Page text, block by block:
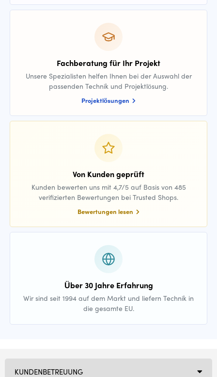
Fachberatung für Ihr Projekt
Unsere Spezialisten helfen Ihnen bei der Auswahl der
passenden Technik und Projektlösung.
Projektlösungen
Von Kunden geprüft
Kunden bewerten uns mit 4,7/5 auf Basis von 485
verifizierten Bewertungen bei Trusted Shops.
Bewertungen lesen
Über 30 Jahre Erfahrung
Wir sind seit 1994 auf dem Markt und liefern Technik in
die gesamte EU.
KUNDENBETREUUNG